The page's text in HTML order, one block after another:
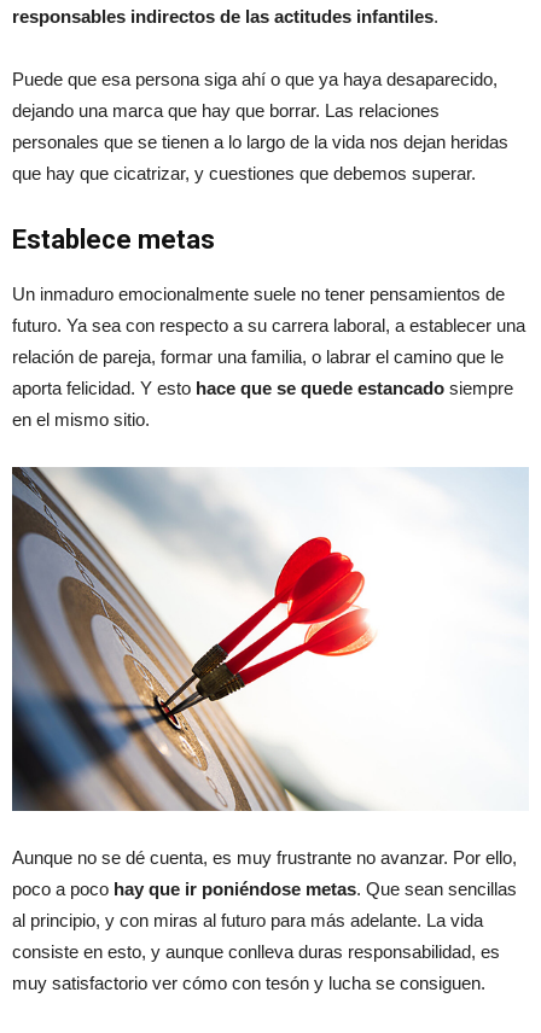
responsables indirectos de las actitudes infantiles.
Puede que esa persona siga ahí o que ya haya desaparecido,
dejando una marca que hay que borrar. Las relaciones
personales que se tienen a lo largo de la vida nos dejan heridas
que hay que cicatrizar, y cuestiones que debemos superar.
Establece metas
Un inmaduro emocionalmente suele no tener pensamientos de
futuro. Ya sea con respecto a su carrera laboral, a establecer una
relación de pareja, formar una familia, o labrar el camino que le
aporta felicidad. Y esto hace que se quede estancado siempre
en el mismo sitio.
Aunque no se dé cuenta, es muy frustrante no avanzar. Por ello,
poco a poco hay que ir poniéndose metas. Que sean sencillas
al principio, y con miras al futuro para más adelante. La vida
consiste en esto, y aunque conlleva duras responsabilidad, es
muy satisfactorio ver cómo con tesón y lucha se consiguen.